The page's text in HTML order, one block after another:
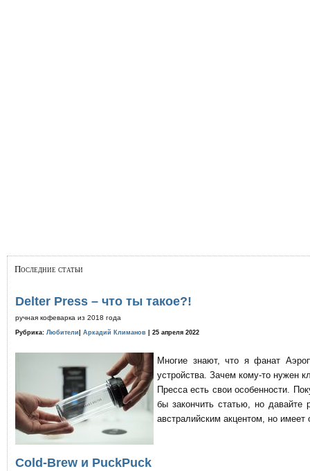
Последние статьи
Delter Press – что ты такое?!
ручная кофеварка из 2018 года
Рубрика: Любители Аркадий Климанов | 25 апреля 2022
Многие знают, что я фанат
устройства. Зачем кому-то нужен
Пресса есть свои особенности.
бы закончить статью, но давайте
австралийским акцентом, но имеет
Cold-Brew и PuckPuck